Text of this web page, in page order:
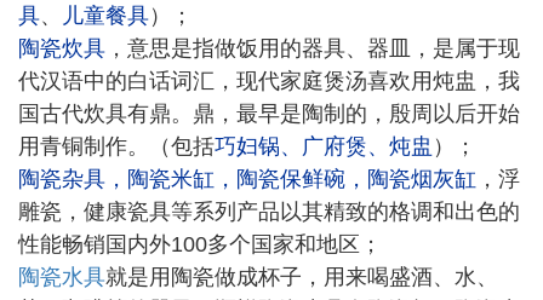
具、 儿童餐具）；
陶瓷炊具 ，意思是指做饭用的器具、器皿，是属于现
代汉语中的白话词汇，现代家庭煲汤喜欢用炖盅，我
国古代炊具有鼎。鼎，最早是陶制的，殷周以后开始
用青铜制作。（包括巧妇锅、 广府煲、 炖盅 ）；
陶瓷杂具 ， 陶瓷米缸 ， 陶瓷保鲜碗 ， 陶瓷烟灰缸 ，浮
雕瓷，健康瓷具等系列产品以其精致的格调和出色的
性能畅销国内外100多个国家和地区；
陶瓷水具就是用陶瓷做成杯子，用来喝盛酒、水、